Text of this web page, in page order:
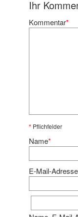
Ihr
Kommentar*
* Pflichfelder
Name*
E-Mail-Adresse